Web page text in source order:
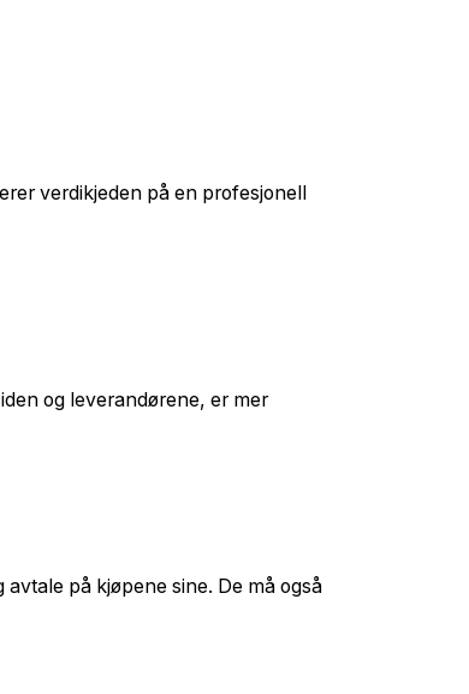
verdikjeden på en profesjonell
og leverandørene, er mer
på kjøpene sine. De må også